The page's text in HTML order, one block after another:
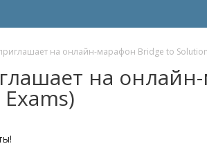
на онлайн-марафон Bridge to
на